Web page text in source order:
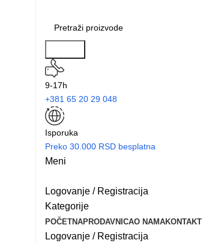
9-17h
+381 65 20 29 048
Isporuka
Preko 30.000 RSD besplatna
Meni
Logovanje / Registracija
Kategorije
POČETNAPRODAVNICAO NAMAKONTAKT
Logovanje / Registracija